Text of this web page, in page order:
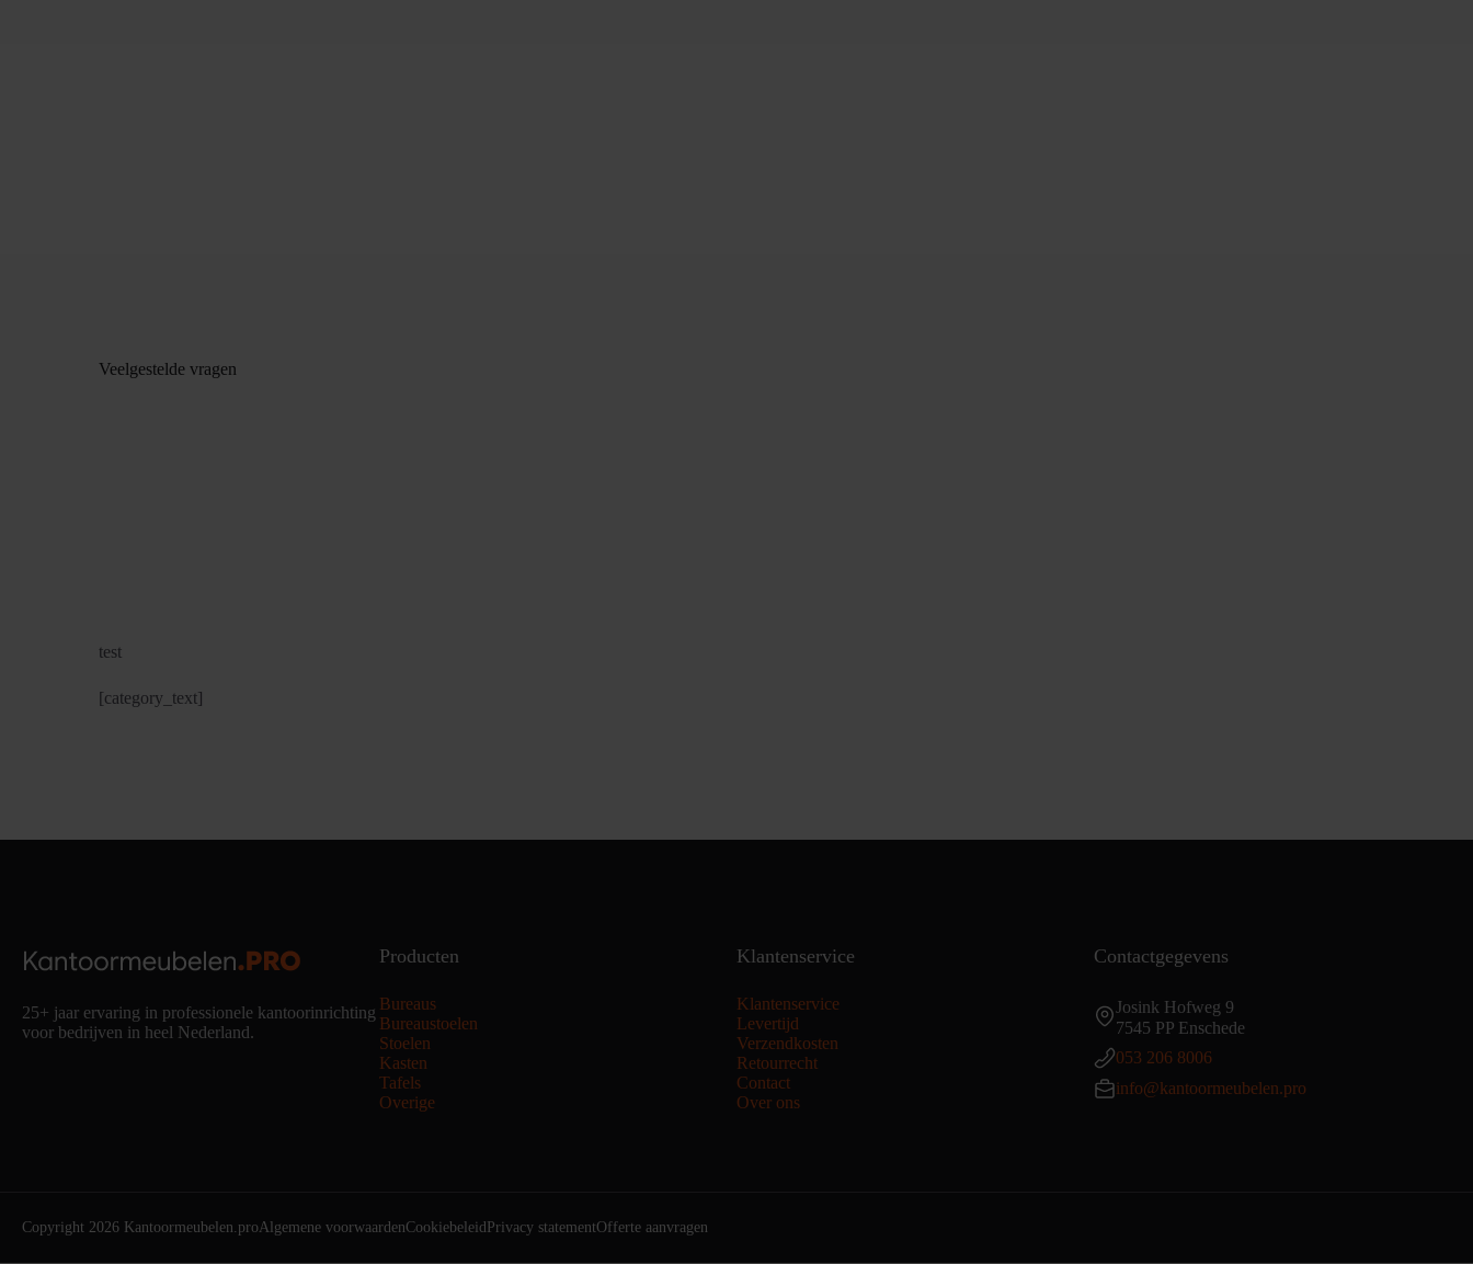
Veelgestelde vragen
test
[category_text]
25+ jaar ervaring in professionele kantoorinrichting
voor bedrijven in heel Nederland.
Producten
Bureaus
Bureaustoelen
Stoelen
Kasten
Tafels
Overige
Klantenservice
Klantenservice
Levertijd
Verzendkosten
Retourrecht
Contact
Over ons
Contactgegevens
Josink Hofweg 9
7545 PP Enschede
053 206 8006
info@kantoormeubelen.pro
Copyright 2026 Kantoormeubelen.proAlgemene voorwaardenCookiebeleid Privacy statementOfferte aanvragen